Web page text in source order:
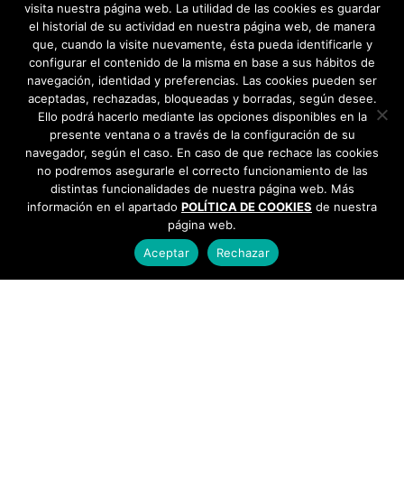
visita nuestra página web. La utilidad de las cookies es guardar
el historial de su actividad en nuestra página web, de manera
que, cuando la visite nuevamente, ésta pueda identificarle y
configurar el contenido de la misma en base a sus hábitos de
navegación, identidad y preferencias. Las cookies pueden ser
aceptadas, rechazadas, bloqueadas y borradas, según desee.
Ello podrá hacerlo mediante las opciones disponibles en la
presente ventana o a través de la configuración de su
navegador, según el caso. En caso de que rechace las cookies
no podremos asegurarle el correcto funcionamiento de las
distintas funcionalidades de nuestra página web. Más
información en el apartado POLÍTICA DE COOKIES de nuestra
página web.
Aceptar
Rechazar